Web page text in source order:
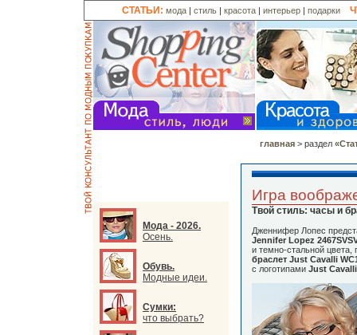
СТАТЬИ: мода | стиль | красота | интерьер | подарки
главная > раздел
Мода - 2026.
Осень.
Обувь.
Модные идеи.
Сумки:
что выбрать?
Игра
Твой стиль: часы и
Дженнифер Лопес
Jennifer Lopez
и темно-стальной
браслет Just Cavalli
с логотипами Just Cavalli